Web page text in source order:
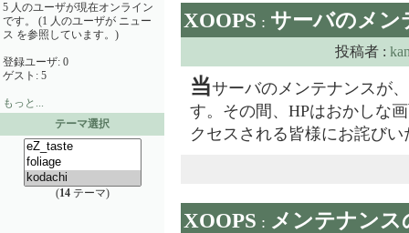
5 人のユーザが現在オンライン
です。 (1 人のユーザが ニュー
ス を参照しています。)
登録ユーザ: 0
ゲスト: 5
もっと...
テーマ選択
(14テーマ)
XOOPS : サーバのメン
投稿者 :
当サーバのメンテナンスが
す。その間、HPはおかしな
クセスされる皆様にお詫びい
XOOPS : メンテナンス